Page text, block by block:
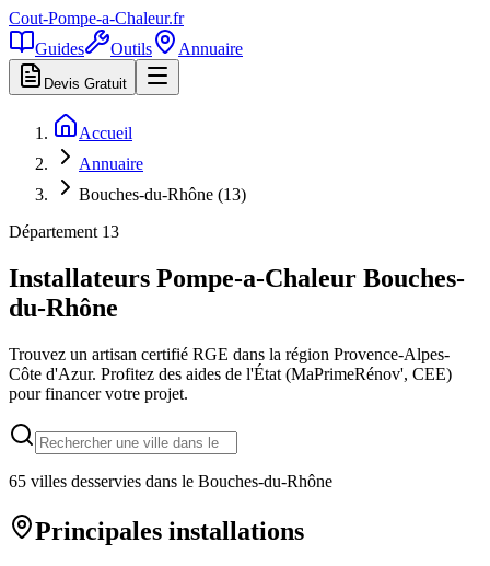
Cout-Pompe-a-Chaleur.fr
Guides
Outils Annuaire
Devis Gratuit
Accueil
Annuaire
Bouches-du-Rhône (13)
Département 13
Installateurs Pompe-a-Chaleur Bouches-
du-Rhône
Trouvez un artisan certifié RGE dans la région Provence-Alpes-
Côte d'Azur. Profitez des aides de l'État (MaPrimeRénov', CEE)
pour financer votre projet.
65 villes desservies dans le Bouches-du-Rhône
Principales installations